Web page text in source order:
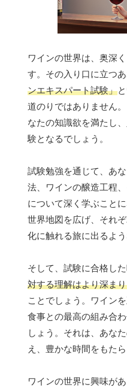
ワインの世界は、奥深
す。その入り口に立つ
ンエキスパート試験」
道のりではありません
なたの知識欲を満たし
験となるでしょう。
試験勉強を通じて、あ
法、ワインの醸造工程
について深く学ぶこと
世界地図を広げ、それ
化に触れる旅に出るよう
そして、試験に合格した
対する理解はより深ま
ことでしょう。ワイン
食事との最高の組み合
しょう。それは、あな
え、豊かな時間をもた
ワインの世界に興味が